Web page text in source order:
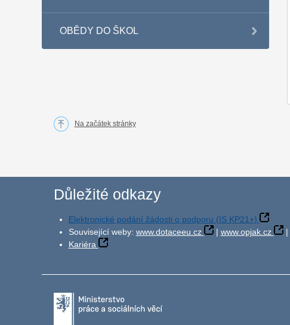
OBĚDY DO ŠKOL
Na začátek stránky
Důležité odkazy
Elektronické podání žádosti o podporu (IS KP21+)
Související weby: www.dotaceeu.cz | www.opjak.cz |
Kariéra